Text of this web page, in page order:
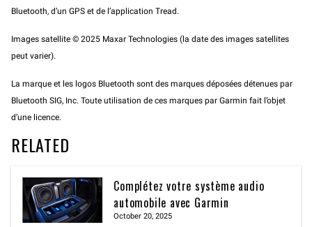
Bluetooth, d’un GPS et de l’application Tread.
Images satellite © 2025 Maxar Technologies (la date des images satellites
peut varier).
La marque et les logos Bluetooth sont des marques déposées détenues par
Bluetooth SIG, Inc. Toute utilisation de ces marques par Garmin fait l’objet
d’une licence.
RELATED
Complétez votre système audio
automobile avec Garmin
October 20, 2025